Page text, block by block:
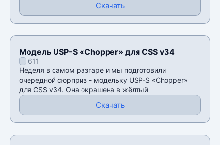
Скачать
Модель USP-S «Chopper» для CSS v34
611
Неделя в самом разгаре и мы подготовили
очередной сюрприз - модельку USP-S «Chopper»
для CSS v34. Она окрашена в жёлтый
Скачать